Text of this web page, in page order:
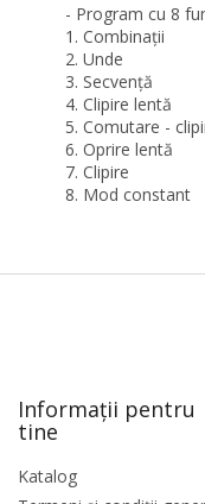
- Program cu 8
1. Combinații
2. Unde
3. Secvență
4. Clipire lentă
5. Comutare -
6. Oprire lentă
7. Clipire
8. Mod constant
Informații pentru
tine
Katalog